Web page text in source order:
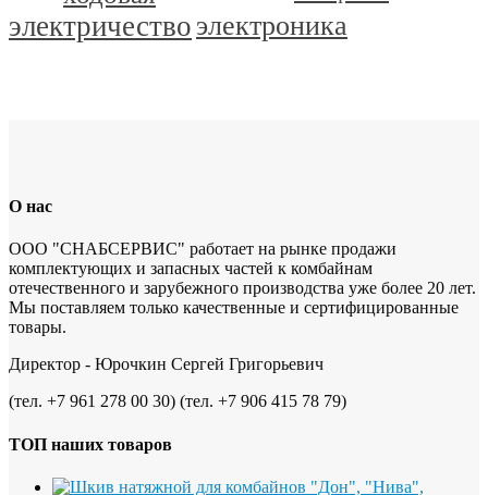
электричество электроника
О нас
ООО "СНАБСЕРВИС" работает на рынке продажи
комплектующих и запасных частей к комбайнам
отечественного и зарубежного производства уже более 20 лет.
Мы поставляем только качественные и сертифицированные
товары.
Директор - Юрочкин Сергей Григорьевич
(тел. +7 961 278 00 30) (тел. +7 906 415 78 79)
ТОП наших товаров